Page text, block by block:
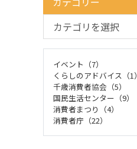
イベント（7）
くらしのアドバイス（1）
千歳消費者協会（5）
国民生活センター（9）
消費者まつり（4）
消費者庁（22）